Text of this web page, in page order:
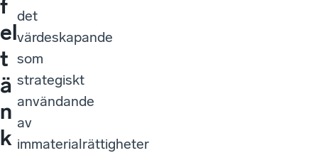
f
el
t
ä
n
k
det
värdeskapande
som
strategiskt
användande
av
immaterialrättigheter